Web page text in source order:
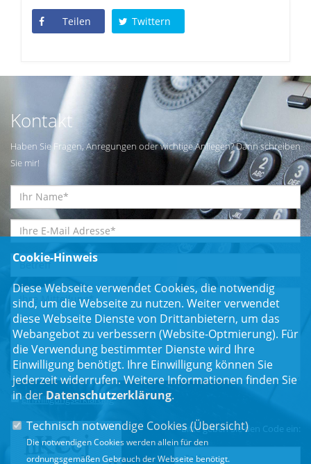
Teilen Twittern
Kontakt
Haben Sie Fragen, Anregungen oder wichtige Anliegen? Dann schreiben
Sie mir!
Einwilligungserklärung*
Bitte geben Sie den Code ein:
Cookie-Hinweis
Diese Webseite verwendet Cookies, die notwendig
sind, um die Webseite zu nutzen. Weiter verwendet
diese Webseite Dienste von Drittanbietern, um das
Webangebot zu verbessern (Website-Optmierung). Für
die Verwendung bestimmter Dienste wird Ihre
Einwilligung benötigt. Ihre Einwilligung können Sie
jederzeit widerrufen. Weitere Informationen finden Sie
in der Datenschutzerklärung.
Technisch notwendige Cookies (Übersicht)
Die notwendigen Cookies werden allein für den
ordnungsgemäßen Gebrauch der Webseite benötigt.